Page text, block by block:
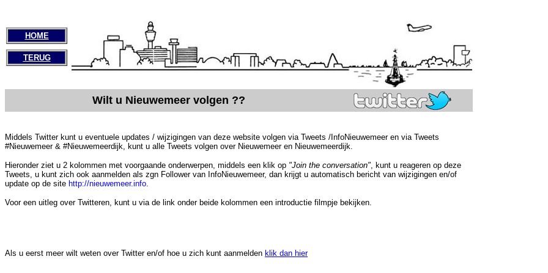
HOME
TERUG
Wilt u Nieuwemeer volgen ??
Middels Twitter kunt u eventuele updates / wijzigingen van deze website volgen via Tweets /InfoNieuwemeer en via Tweets
#Nieuwemeer & #Nieuwemeerdijk, kunt u alle Tweets volgen over Nieuwemeer en Nieuwemeerdijk.
Hieronder ziet u 2 kolommen met voorgaande onderwerpen, middels een klik op "Join the conversation", kunt u reageren op deze
Tweets, u kunt zich ook aanmelden als zgn Follower van InfoNieuwemeer, dan krijgt u automatisch bericht van wijzigingen en/of
update op de site http://nieuwemeer.info.
Voor een uitleg over Twitteren, kunt u via de link onder beide kolommen een introductie filmpje bekijken.
Als u eerst meer wilt weten over Twitter en/of hoe u zich kunt aanmelden klik dan hier